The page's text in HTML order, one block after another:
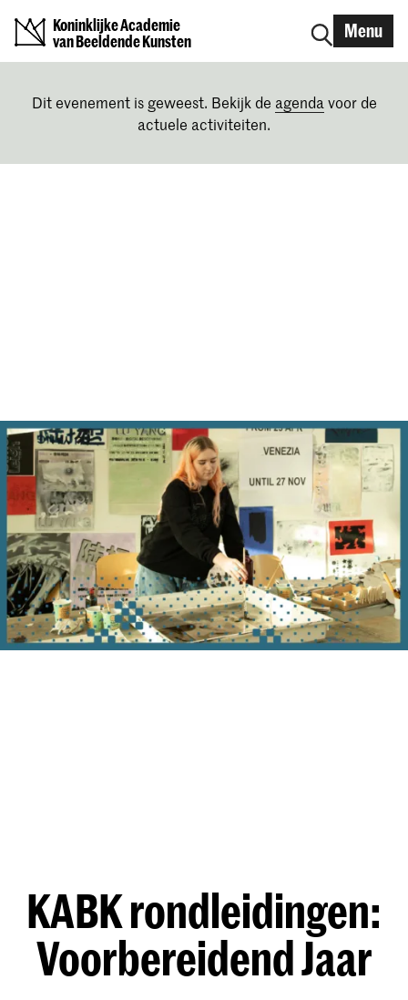
Koninklijke Academie
van Beeldende Kunsten
Menu
Dit evenement is geweest. Bekijk de agenda voor de
actuele activiteiten.
KABK rondleidingen:
Voorbereidend Jaar